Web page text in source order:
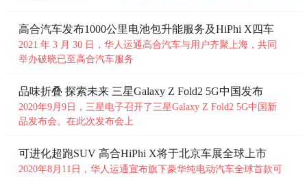
车服务体验及量产新配置发布会，开启破
晓新世界。全球首款可进化超跑 SUV 高
合 HiPhiX 正式发布性能版 6 座、豪华版
6 座、旗舰版 6 座、旗舰版 4 座四款新配
高合汽车发布1000公里电池包升能服务及HiPhi X四车
型
2021 年 3 月 30 日，华人运通高合汽车与用户齐聚上海，共同
举办破晓已至高合汽车服务
品味折叠 探索未来 三星Galaxy Z Fold2 5G中国发布
2020年9月9日，三星电子召开了三星Galaxy Z Fold2 5G中国新
品发布会。在此次发布会上
可进化超跑SUV 高合HiPhi X将于北京车展全球上市
2020年8月11日，华人运通宣布旗下豪华纯电动汽车全球首款可